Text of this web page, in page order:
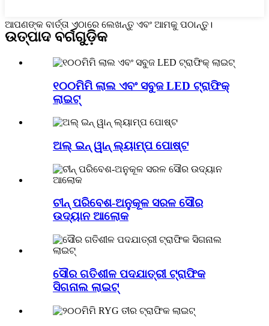
ଆପଣଙ୍କ ବାର୍ତ୍ତା ଏଠାରେ ଲେଖନ୍ତୁ ଏବଂ ଆମକୁ ପଠାନ୍ତୁ।
ଉତ୍ପାଦ ବର୍ଗଗୁଡ଼ିକ
୧୦୦ମିମି ଲାଲ ଏବଂ ସବୁଜ LED ଟ୍ରାଫିକ୍
ଲାଇଟ୍
ଅଲ୍ ଇନ୍ ୱାନ୍ ଲ୍ୟାମ୍ପ ପୋଷ୍ଟ
ଚୀନ୍ ପରିବେଶ-ଅନୁକୂଳ ସରଳ ସୌର
ଉଦ୍ୟାନ ଆଲୋକ
ସୌର ଗତିଶୀଳ ପଦଯାତ୍ରୀ ଟ୍ରାଫିକ
ସିଗନାଲ ଲାଇଟ୍